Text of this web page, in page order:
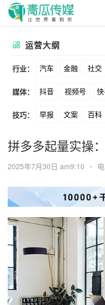
运营大纲
行业： 汽车 金融 社交
动漫 美妆 美食
酒旅 母婴 宠物
广告 元宇宙 房
媒体： 抖音 视频号
公众号 B站 小
Soul 360 百度
美图 最右 神马
Tiktok YouTube
技巧： 早报 文案 百科
卖货 脚本 话术
涨粉 广告 推广
数据 拉新 活动
拼多多起量实操
2025年7月30日 am9:10 •